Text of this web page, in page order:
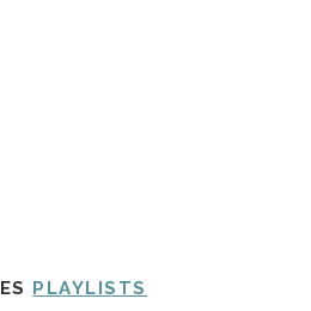
PLAYLISTS